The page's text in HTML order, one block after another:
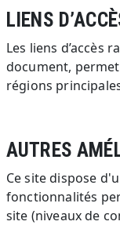
LIENS
Les liens d’accès
document,
régions
AUTRES
Ce site dispose
fonctionnalités
site (niveaux de